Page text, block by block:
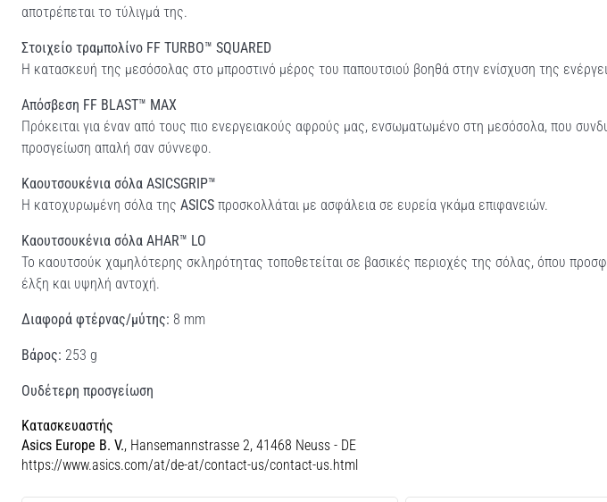
αποτρέπεται το τύλιγμά της.
Στοιχείο τραμπολίνο FF TURBO™ SQUARED
Η κατασκευή της μεσόσολας στο μπροστινό μέρος του παπουτσιού βοηθά στην ενίσχυση της
Απόσβεση FF BLAST™ MAX
Πρόκειται για έναν από τους πιο ενεργειακούς αφρούς μας, ενσωματωμένο στη μεσόσολα, που
προσγείωση απαλή σαν σύννεφο.
Καουτσουκένια σόλα ASICSGRIP™
Η κατοχυρωμένη σόλα της ASICS προσκολλάται με ασφάλεια σε ευρεία γκάμα επιφανειών.
Καουτσουκένια σόλα AHAR™ LO
Το καουτσούκ χαμηλότερης σκληρότητας τοποθετείται σε βασικές περιοχές της σόλας, όπου
έλξη και υψηλή αντοχή.
Διαφορά φτέρνας/μύτης: 8 mm
Βάρος: 253 g
Ουδέτερη προσγείωση
Κατασκευαστής
Asics Europe B. V., Hansemannstrasse 2, 41468 Neuss - DE
https://www.asics.com/at/de-at/contact-us/contact-us.html